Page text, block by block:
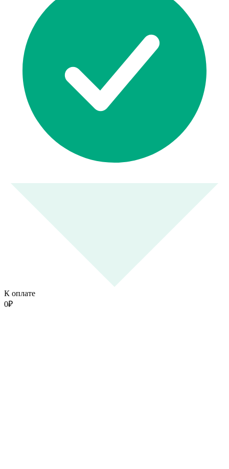
К оплате
0₽